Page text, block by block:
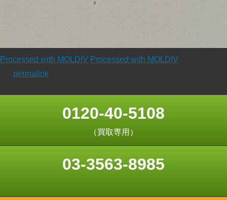
Processed with MOLDIV Processed with MOLDIV
permalink
0120-40-5108
（買取専用）
03-3563-8985